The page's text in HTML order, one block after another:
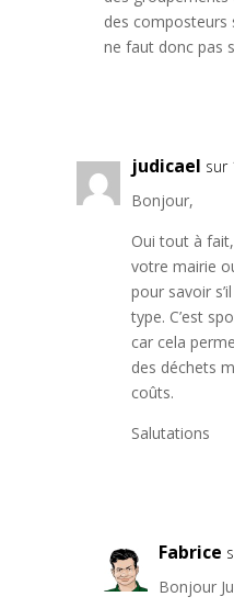
des composteurs
ne faut donc pas
judicael sur
Bonjour,
Oui tout à
votre mairie
pour savoir
type. C’est
car cela
des déchets
coûts.
Salutations
Fabrice
Bonjour